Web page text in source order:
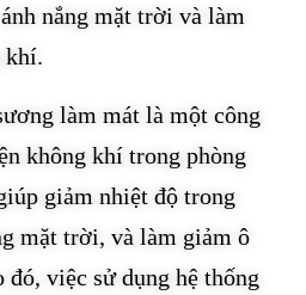
nắng mặt trời và làm
khí.
làm mát là một công
không khí trong phòng
giảm nhiệt độ trong
mặt trời, và làm giảm ô
việc sử dụng hệ thống